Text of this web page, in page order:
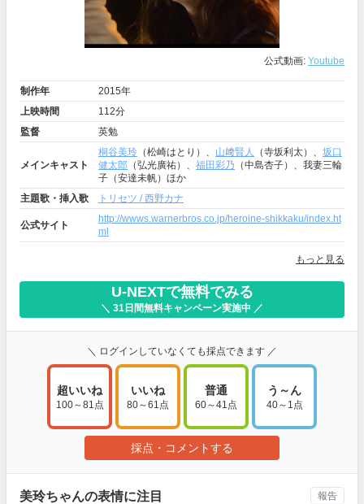
公式動画: Youtube
制作年
2015年
上映時間
112分
監督
英勉
メインキャスト
桐谷美玲 （松崎はとり）、 山﨑賢人 （寺坂利太）、 坂口
健太郎 （弘光廣祐）、 福田彩乃 （中島杏子）、我妻三輪
子（安達未帆）ほか
主題歌・挿入歌
トリセツ / 西野カナ
公式サイト
http://wwws.warnerbros.co.jp/heroine-shikkaku/index.ht
ml
もっと見る
U-NEXTで無料でみる
＼ 31日間無料キャンペーン実施中 ／
＼ ログインしていなくても採点できます ／
超いいね
100～81点
いいね
80～61点
普通
60～41点
う～ん
40～1点
採点・コメントする
美玲ちゃんの表情に注目 報告